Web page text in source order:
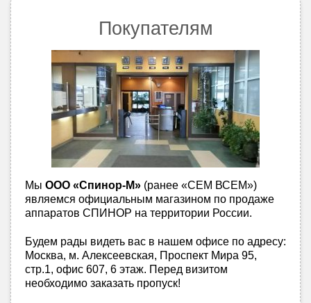
Покупателям
Мы ООО «Спинор-М» (ранее «СЕМ ВСЕМ»)
являемся официальным магазином по продаже
аппаратов СПИНОР на территории России.
Будем рады видеть вас в нашем офисе по адресу:
Москва, м. Алексеевская, Проспект Мира 95,
стр.1, офис 607, 6 этаж. Перед визитом
необходимо заказать пропуск!